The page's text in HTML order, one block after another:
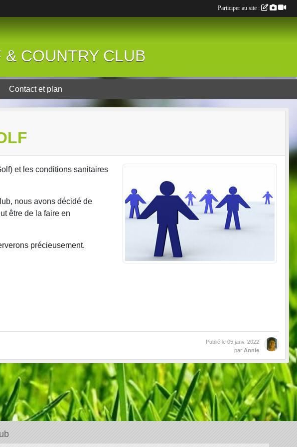
COUNTRY CLUB
Contact et plan
et les conditions sanitaires
nous avons décidé de
être de la faire en
précieusement.
Publié le 05 janv. 2022
par Annie
Participer au site :